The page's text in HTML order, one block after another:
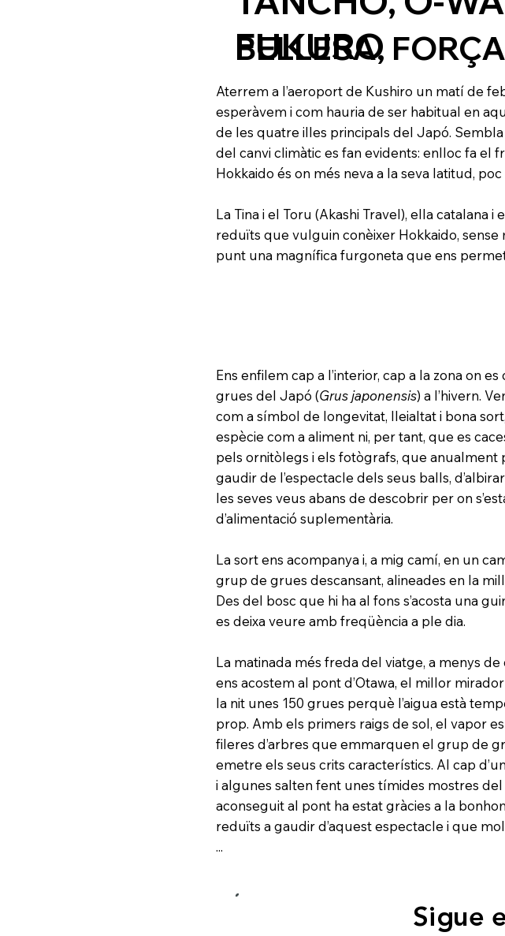
FUKURO
BELLESA,
Aterrem a l’aeroport de Kushiro un matí de
esperàvem i com hauria de ser habitual en
de les quatre illes principals del Japó.
del canvi climàtic es fan evidents: enlloc fa el
Hokkaido és on més neva a la seva latitud,
La Tina i el Toru (Akashi Travel), ella catalana
reduïts que vulguin conèixer Hokkaido, sense
punt una magnífica furgoneta que ens
Ens enfilem cap a l’interior, cap a la zona on
grues del Japó (Grus japonensis) a l’hivern.
com a símbol de longevitat, lleialtat i bona
espècie com a aliment ni, per tant, que es
pels ornitòlegs i els fotògrafs, que anualment
gaudir de l’espectacle dels seus balls,
les seves veus abans de descobrir per on
d’alimentació suplementària.
La sort ens acompanya i, a mig camí, en un
grup de grues descansant, alineades en la
Des del bosc que hi ha al fons s’acosta una
es deixa veure amb freqüència a ple dia.
La matinada més freda del viatge, a menys
ens acostem al pont d’Otawa, el millor
la nit unes 150 grues perquè l’aigua està
prop. Amb els primers raigs de sol, el vapor
fileres d’arbres que emmarquen el grup de
emetre els seus crits característics. Al cap
i algunes salten fent unes tímides mostres
aconseguit al pont ha estat gràcies a la
reduïts a gaudir d’aquest espectacle i que
...
Sigue